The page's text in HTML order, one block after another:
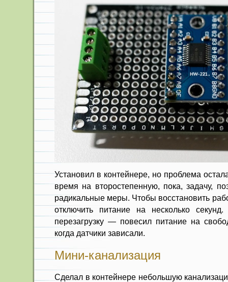
Установил в контейнере, но проблема
время на второстепенную, пока, задачу,
радикальные меры. Чтобы восстановить
отключить питание на несколько
перезагрузку — повесил питание на
когда датчики зависали.
Мини-канализация
Сделал в контейнере небольшую